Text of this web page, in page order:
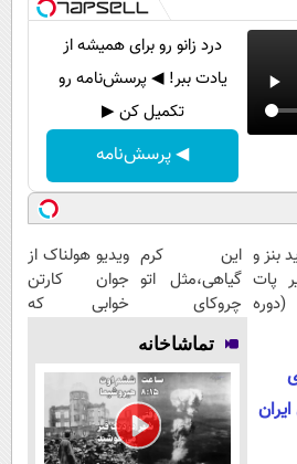
حیات وحش
درد زانو رو برای همیشه از
یادت ببر! ◀ پرسش‌نامه رو
تکمیل کن ▶
◀ پرسش‌نامه
بنز و
پات
این کرم
گیاهی،مثل اتو
چروکای
پوستتوصاف
میکنه!50%تخفیف
ویدیو هولناک از
جوان کارتن
خوابی که
تماشاخانه